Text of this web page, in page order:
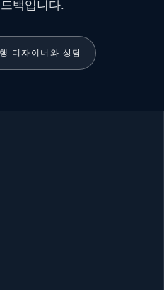
백입니다.
디자이너와 상담